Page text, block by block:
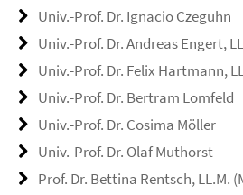
Univ.-Prof. Dr. Ignacio Czeguhn
Univ.-Prof. Dr. Andreas Engert,
Univ.-Prof. Dr. Felix Hartmann,
Univ.-Prof. Dr. Bertram Lomfeld
Univ.-Prof. Dr. Cosima Möller
Univ.-Prof. Dr. Olaf Muthorst
Prof. Dr. Bettina Rentsch, LL.M.